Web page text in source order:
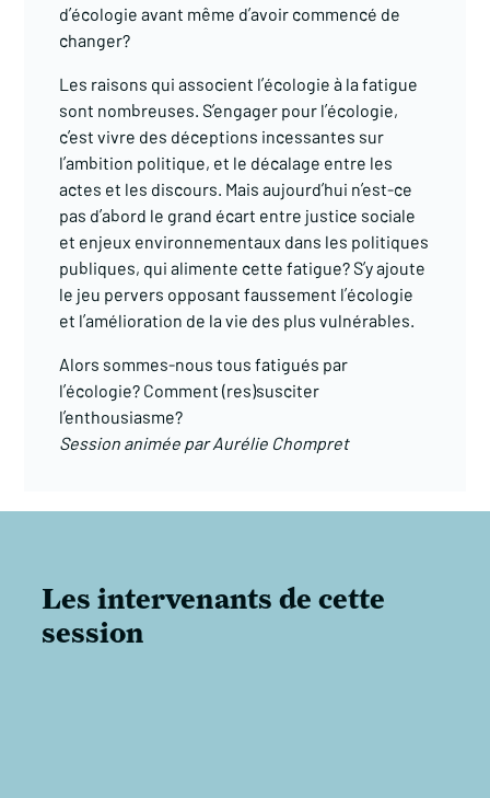
d’écologie avant même d’avoir commencé de
changer?
Les raisons qui associent l’écologie à la fatigue
sont nombreuses. S’engager pour l’écologie,
c’est vivre des déceptions incessantes sur
l’ambition politique, et le décalage entre les
actes et les discours. Mais aujourd’hui n’est-ce
pas d’abord le grand écart entre justice sociale
et enjeux environnementaux dans les politiques
publiques, qui alimente cette fatigue? S’y ajoute
le jeu pervers opposant faussement l’écologie
et l’amélioration de la vie des plus vulnérables.
Alors sommes-nous tous fatigués par
l’écologie? Comment (res)susciter
l’enthousiasme?
Session animée par Aurélie Chompret
Les intervenants de cette
session